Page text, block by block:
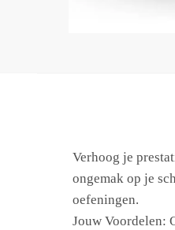
Verhoog je
ongemak op je
oefeningen.
Jouw Voordelen: